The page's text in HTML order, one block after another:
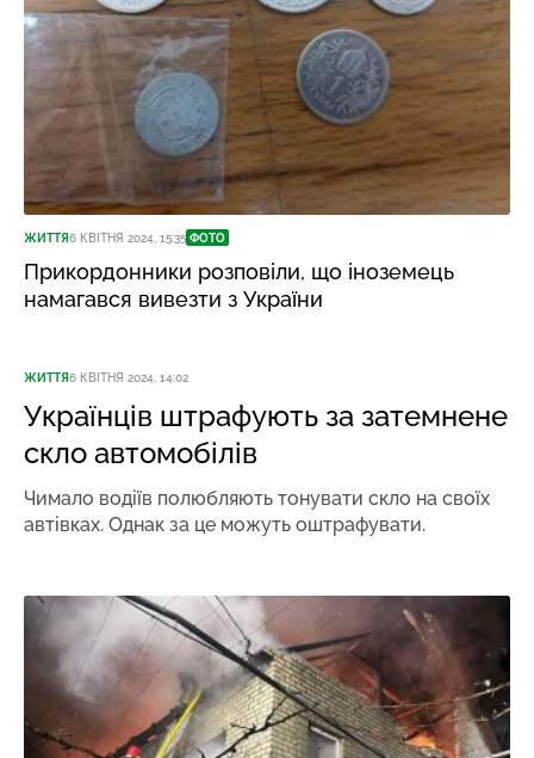
ЖИТТЯ6 КВІТНЯ 2024, 15:35 ФОТО
Прикордонники розповіли, що іноземець
намагався вивезти з України
ЖИТТЯ6 КВІТНЯ 2024, 14:02
Українців штрафують за затемнене
скло автомобілів
Чимало водіїв полюбляють тонувати скло на своїх
автівках. Однак за це можуть оштрафувати.